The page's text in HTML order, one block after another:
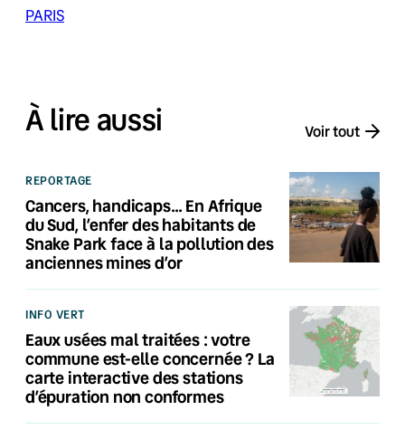
PARIS
À lire aussi Voir tout
REPORTAGE
Cancers, handicaps… En Afrique
du Sud, l’enfer des habitants de
Snake Park face à la pollution des
anciennes mines d’or
INFO VERT
Eaux usées mal traitées : votre
commune est-elle concernée ? La
carte interactive des stations
d’épuration non conformes